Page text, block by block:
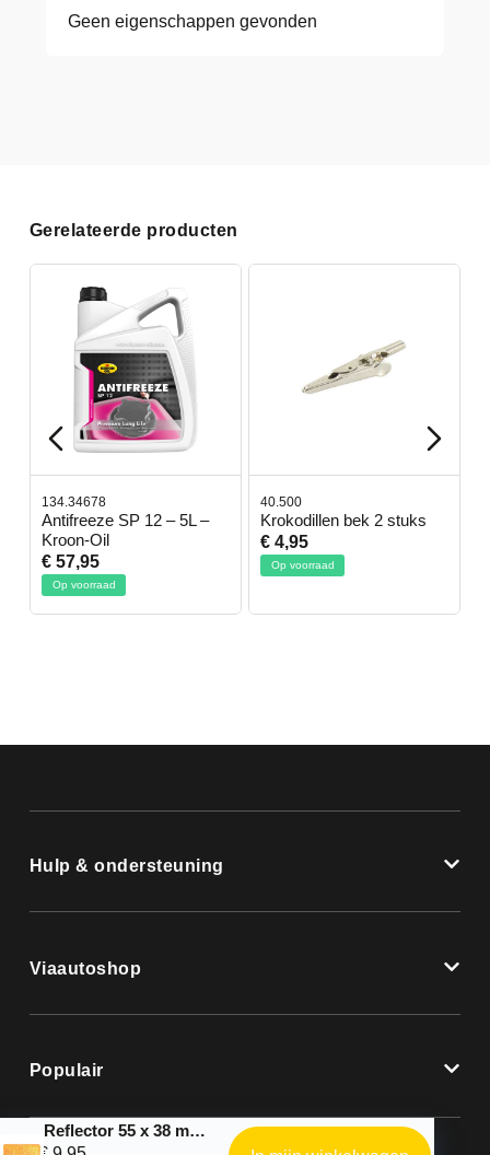
Geen eigenschappen gevonden
Gerelateerde producten
134.34678
Antifreeze SP 12 – 5L –
Kroon-Oil
€ 57,95
Op voorraad
40.500
Krokodillen bek 2 stuks
€ 4,95
Op voorraad
Hulp & ondersteuning
Viaautoshop
Populair
Reflector 55 x 38 mm – bulk